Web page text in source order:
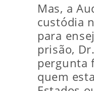
Mas, a
custódia
para
prisão,
pergunta
quem